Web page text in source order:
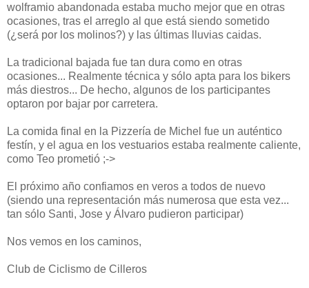
wolframio abandonada estaba mucho mejor que en otras
ocasiones, tras el arreglo al que está siendo sometido
(¿será por los molinos?) y las últimas lluvias caidas.
La tradicional bajada fue tan dura como en otras
ocasiones... Realmente técnica y sólo apta para los bikers
más diestros... De hecho, algunos de los participantes
optaron por bajar por carretera.
La comida final en la Pizzería de Michel fue un auténtico
festín, y el agua en los vestuarios estaba realmente caliente,
como Teo prometió ;->
El próximo año confiamos en veros a todos de nuevo
(siendo una representación más numerosa que esta vez...
tan sólo Santi, Jose y Álvaro pudieron participar)
Nos vemos en los caminos,
Club de Ciclismo de Cilleros